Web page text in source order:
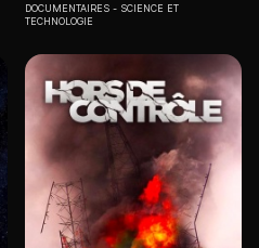
DOCUMENTAIRES
SCIENCE ET
TECHNOLOGIE